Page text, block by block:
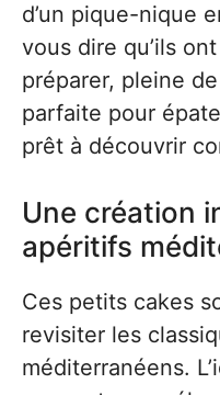
d’un pique-nique
vous dire qu’ils
préparer, pleine
parfaite pour
prêt à découvrir
Une création
apéritifs
Ces petits cakes
revisiter les
méditerranéens.